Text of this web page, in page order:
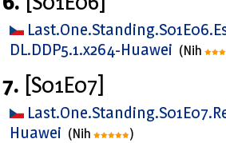
DL.DDP5.1.x264-Huawei (Nih
7. [S01E07]
Huawei (Nih )